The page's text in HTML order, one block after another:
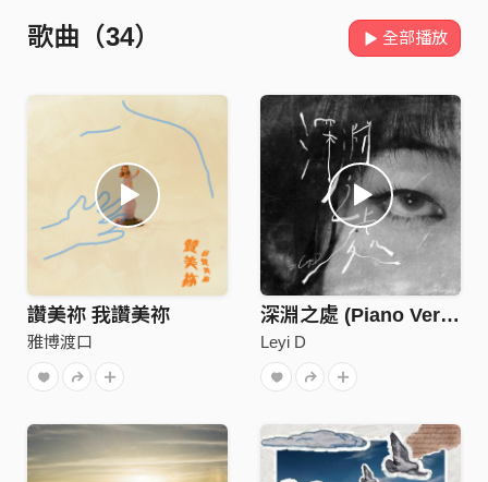
歌曲（34） 全部播放
讚美祢 我讚美祢
雅博渡口
深淵之處 (Piano Version)
Leyi D